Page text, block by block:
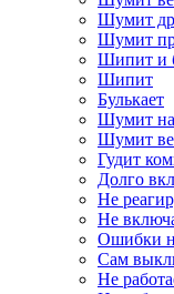
Шумит
Шумит
Шипит и
Шипит
Булькает
Шумит
Шумит
Гудит
Долго
Не
Не
Ошибки
Сам
Не